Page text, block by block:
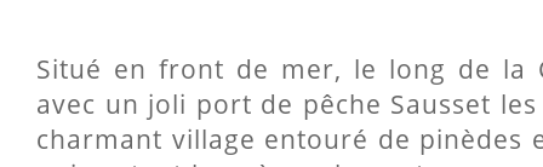
Situé en front de mer, le long de la
avec un joli port de pêche Sausset
charmant village entouré de pinèdes